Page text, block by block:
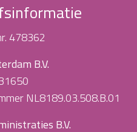
478362
B.V.
NL8189.03.508.B.01
B.V.